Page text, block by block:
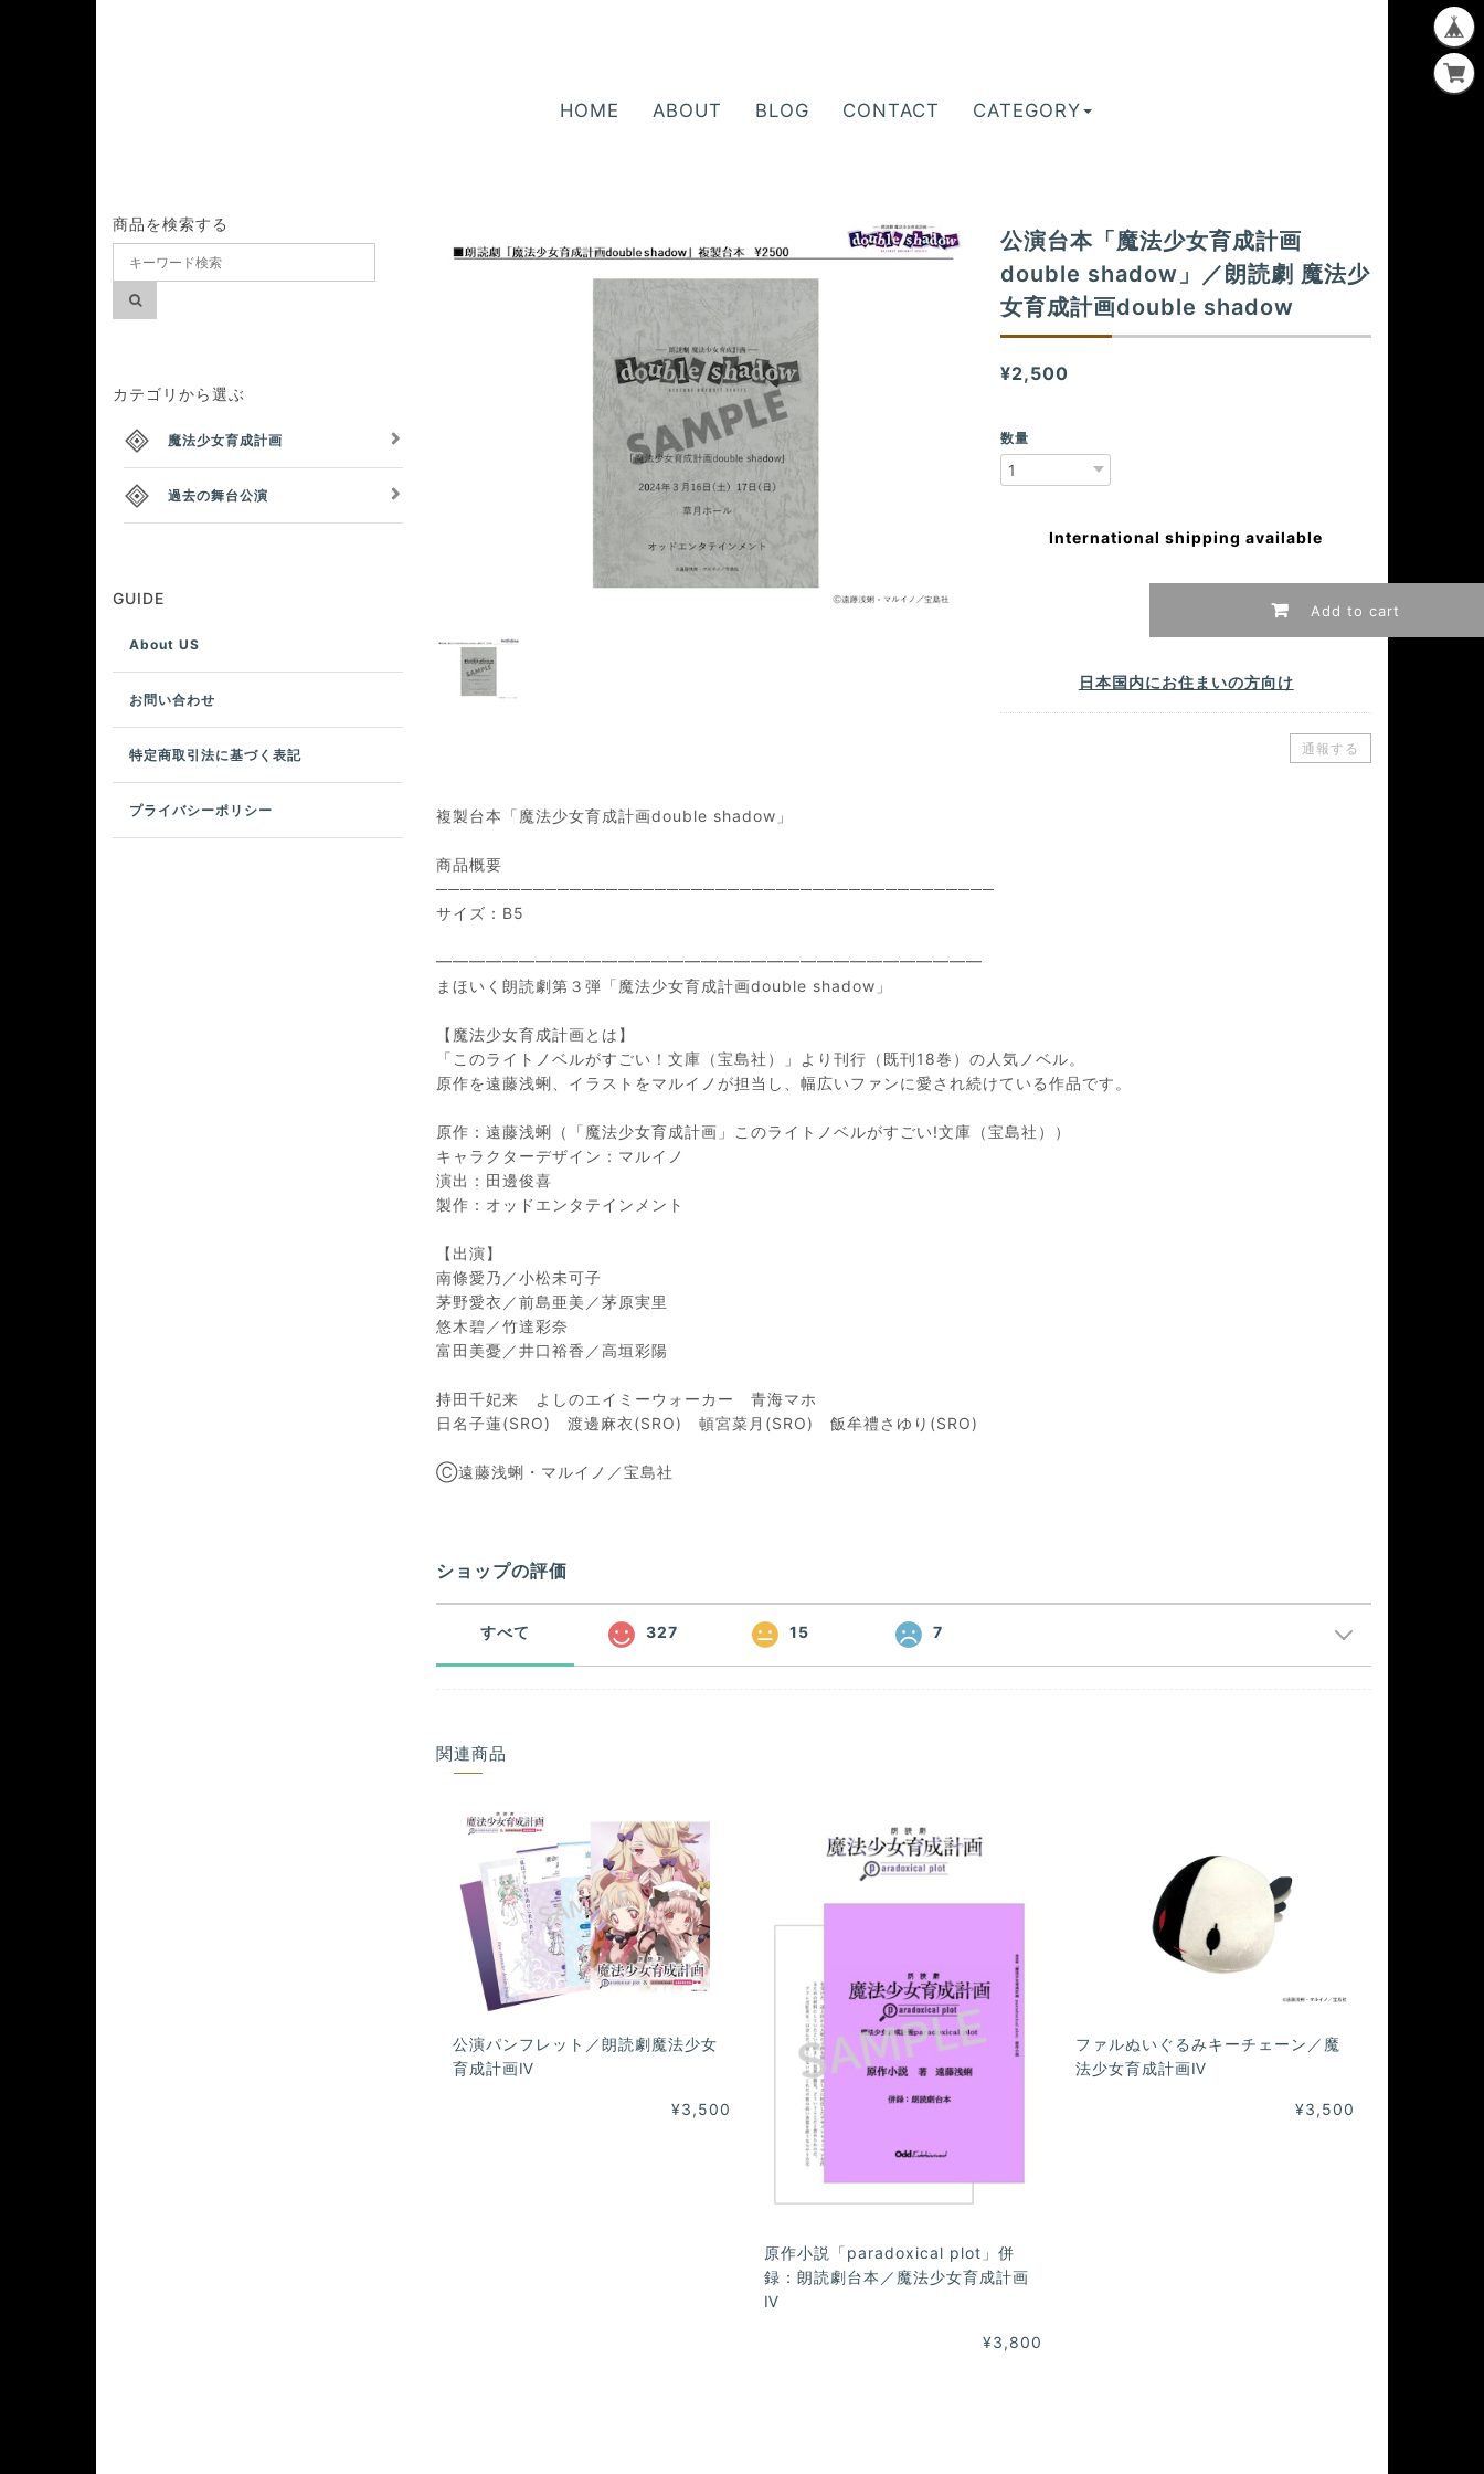
HOME ABOUT BLOG CONTACT CATEGORY
公演台本「魔法少女育成計画
double shadow」／朗読劇 魔法少
女育成計画double shadow
¥2,500
数量
International shipping available
Add to cart
日本国内にお住まいの方向け
通報する
複製台本「魔法少女育成計画double shadow」
商品概要
──────────────────────────────────────────────
サイズ：B5
━━━━━━━━━━━━━━━━━━━━━━━━━━━━━━━━━
まほいく朗読劇第３弾「魔法少女育成計画double shadow」
【魔法少女育成計画とは】
「このライトノベルがすごい！文庫（宝島社）」より刊行（既刊18巻）の人気ノベル。
原作を遠藤浅蜊、イラストをマルイノが担当し、幅広いファンに愛され続けている作品です。
原作：遠藤浅蜊（「魔法少女育成計画」このライトノベルがすごい!文庫（宝島社））
キャラクターデザイン：マルイノ
演出：田邊俊喜
製作：オッドエンタテインメント
【出演】
南條愛乃／小松未可子
茅野愛衣／前島亜美／茅原実里
悠木碧／竹達彩奈
富田美憂／井口裕香／高垣彩陽
持田千妃来 よしのエイミーウォーカー 青海マホ
日名子蓮(SRO) 渡邊麻衣(SRO) 頓宮菜月(SRO) 飯牟禮さゆり(SRO)
Ⓒ遠藤浅蜊・マルイノ／宝島社
ショップの評価
すべて 327 15 7
関連商品
公演パンフレット／朗読劇魔法少女
育成計画Ⅳ
¥3,500
原作小説「paradoxical plot」併
録：朗読劇台本／魔法少女育成計画
Ⅳ
¥3,800
ファルぬいぐるみキーチェーン／魔
法少女育成計画Ⅳ
¥3,500
商品を検索する
カテゴリから選ぶ
魔法少女育成計画
過去の舞台公演
GUIDE
About US
お問い合わせ
特定商取引法に基づく表記
プライバシーポリシー